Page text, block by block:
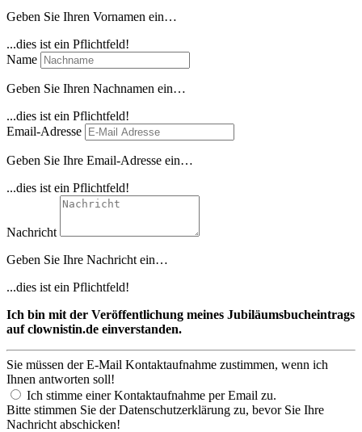
Geben Sie Ihren Vornamen ein…
...dies ist ein Pflichtfeld!
Name
Geben Sie Ihren Nachnamen ein…
...dies ist ein Pflichtfeld!
Email-Adresse
Geben Sie Ihre Email-Adresse ein…
...dies ist ein Pflichtfeld!
Nachricht
Geben Sie Ihre Nachricht ein…
...dies ist ein Pflichtfeld!
Ich bin mit der Veröffentlichung meines Jubiläumsbucheintrags
auf clownistin.de einverstanden.
Sie müssen der E-Mail Kontaktaufnahme zustimmen, wenn ich
Ihnen antworten soll!
Ich stimme einer Kontaktaufnahme per Email zu.
Bitte stimmen Sie der Datenschutzerklärung zu, bevor Sie Ihre
Nachricht abschicken!